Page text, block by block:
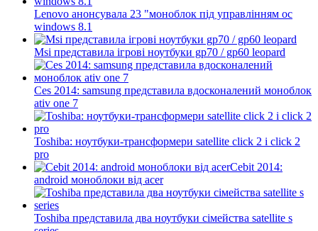
Lenovo анонсувала 23 "моноблок під управлінням ос
windows 8.1
Msi представила ігрові ноутбуки gp70 / gp60 leopard
Ces 2014: samsung представила вдосконалений моноблок
ativ one 7
Toshiba: ноутбуки-трансформери satellite click 2 і click 2
pro
Cebit 2014:
android моноблоки від acer
Toshiba представила два ноутбуки сімейства satellite s